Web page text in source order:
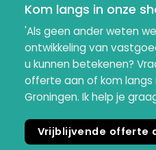
Kom langs in onze
'Als geen ander weten
ontwikkeling van
u kunnen betekenen?
offerte aan of kom langs
Groningen. Ik help je
Vrijblijvende offerte